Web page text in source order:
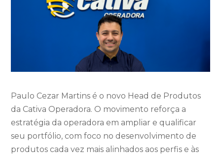
Paulo Cezar Martins é o novo Head de Produtos
da Cativa Operadora. O movimento reforça a
estratégia da operadora em ampliar e qualificar
seu portfólio, com foco no desenvolvimento de
produtos cada vez mais alinhados aos perfis e às